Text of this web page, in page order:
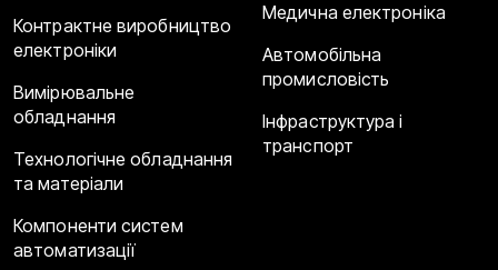
Контрактне виробництво
електроніки
Вимірювальне
обладнання
Технологічне обладнання
та матеріали
Компоненти систем
автоматизації
Медична електроніка
Автомобільна
промисловість
Інфраструктура і
транспорт